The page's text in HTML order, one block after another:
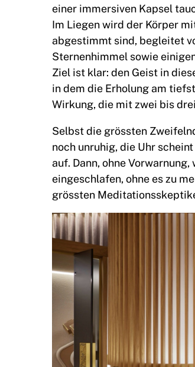
einer immersiven Kapsel
Im Liegen wird der Körper
abgestimmt sind, begleitet
Sternenhimmel sowie
Ziel ist klar: den Geist in
in dem die Erholung am
Wirkung, die mit zwei bis
Selbst die grössten
noch unruhig, die Uhr
auf. Dann, ohne
eingeschlafen, ohne es zu
grössten